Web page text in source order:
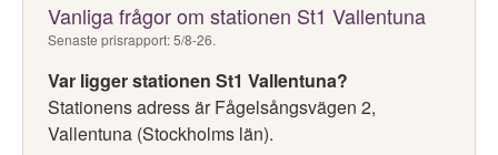
Vanliga frågor om stationen St1 Vallentuna
Senaste prisrapport: 5/8-26.
Var ligger stationen St1 Vallentuna?
Stationens adress är Fågelsångsvägen 2,
Vallentuna (Stockholms län).